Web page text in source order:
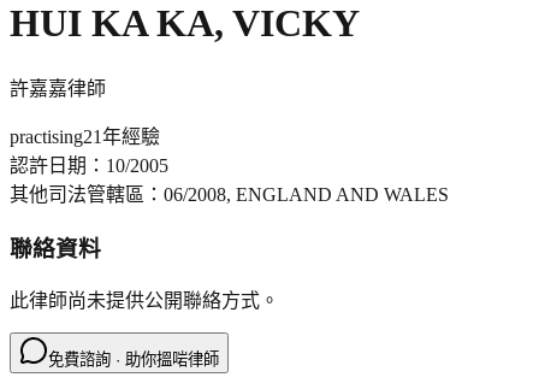
HUI KA KA, VICKY
許嘉嘉律師
practising21年經驗
認許日期： 10/2005
其他司法管轄區： 06/2008, ENGLAND AND WALES
聯絡資料
此律師尚未提供公開聯絡方式。
免費諮詢 · 助你搵啱律師